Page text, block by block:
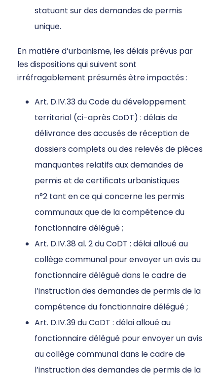
statuant sur des demandes de permis
unique.
En matière d’urbanisme, les délais prévus par
les dispositions qui suivent sont
irréfragablement présumés être impactés :
Art. D.IV.33 du Code du développement
territorial (ci-après CoDT) : délais de
délivrance des accusés de réception de
dossiers complets ou des relevés de pièces
manquantes relatifs aux demandes de
permis et de certificats urbanistiques
n°2 tant en ce qui concerne les permis
communaux que de la compétence du
fonctionnaire délégué ;
Art. D.IV.38 al. 2 du CoDT : délai alloué au
collège communal pour envoyer un avis au
fonctionnaire délégué dans le cadre de
l’instruction des demandes de permis de la
compétence du fonctionnaire délégué ;
Art. D.IV.39 du CoDT : délai alloué au
fonctionnaire délégué pour envoyer un avis
au collège communal dans le cadre de
l’instruction des demandes de permis de la